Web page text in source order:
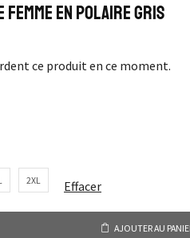
Femme En Polaire Gris
ce produit en ce moment.
2XL Effacer
AJOUTER AU